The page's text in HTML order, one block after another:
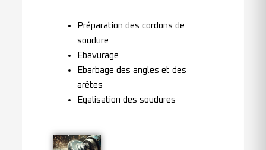
Préparation des cordons de
soudure
Ebavurage
Ebarbage des angles et des
arêtes
Egalisation des soudures